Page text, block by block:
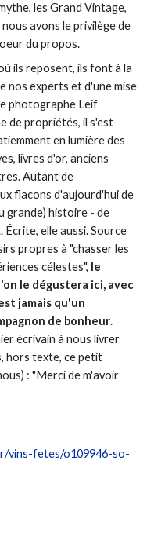
les Grand Vintage,
avons le privilège de
du propos.
ils reposent, ils font à la
nos experts et d'une mise
photographe Leif
de propriétés, il s'est
en lumière des
livres d'or, anciens
Autant de
flacons d'aujourd'hui de
grande) histoire - de
Écrite, elle aussi. Source
propres à "chasser les
célestes", le
le dégustera ici, avec
jamais qu'un
de bonheur.
écrivain à nous livrer
hors texte, ce petit
: "Merci de m'avoir
vins-fetes/o109946-so-